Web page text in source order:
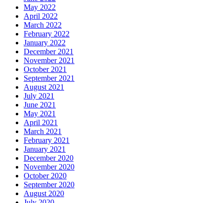
May 2022
April 2022
March 2022
February 2022
January 2022
December 2021
November 2021
October 2021
September 2021
August 2021
July 2021
June 2021
May 2021
April 2021
March 2021
February 2021
January 2021
December 2020
November 2020
October 2020
September 2020
August 2020